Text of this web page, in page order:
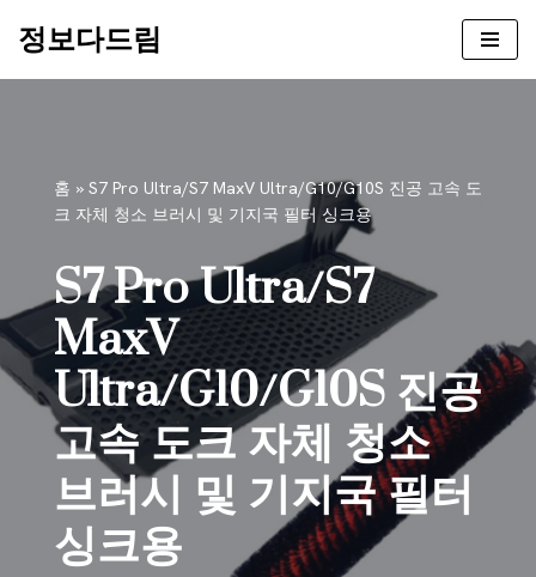
정보다드림
홈 » S7 Pro Ultra/S7 MaxV Ultra/G10/G10S 진공 고속 도
크 자체 청소 브러시 ​​및 기지국 필터 싱크용
S7 Pro Ultra/S7
MaxV
Ultra/G10/G10S 진공
고속 도크 자체 청소
브러시 ​​및 기지국 필터
싱크용